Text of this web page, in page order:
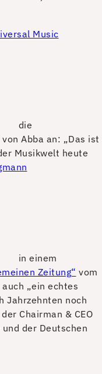
Music
die
Abba an: „Das ist
Musikwelt heute
in einem
Zeitung“ vom
„ein echtes
Jahrzehnten noch
Chairman & CEO
der Deutschen